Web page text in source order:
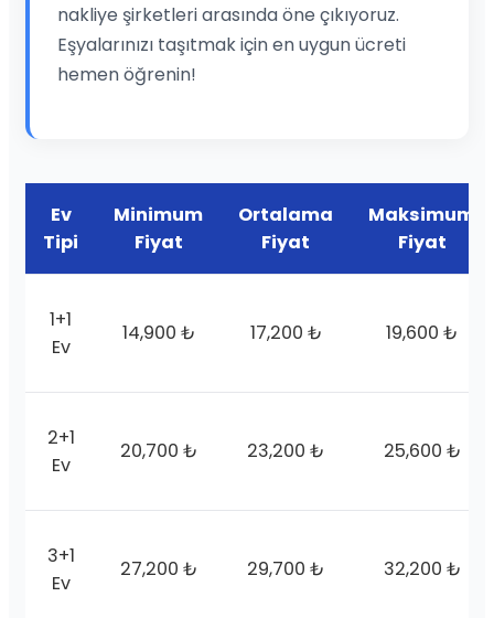
nakliye şirketleri arasında öne çıkıyoruz.
Eşyalarınızı taşıtmak için en uygun ücreti
hemen öğrenin!
Ev
Tipi
Minimum
Fiyat
Ortalama
Fiyat
Maksimum
Fiyat
1+1
Ev
14,900 ₺ 17,200 ₺ 19,600 ₺
2+1
Ev
20,700 ₺ 23,200 ₺ 25,600 ₺
3+1
Ev
27,200 ₺ 29,700 ₺ 32,200 ₺